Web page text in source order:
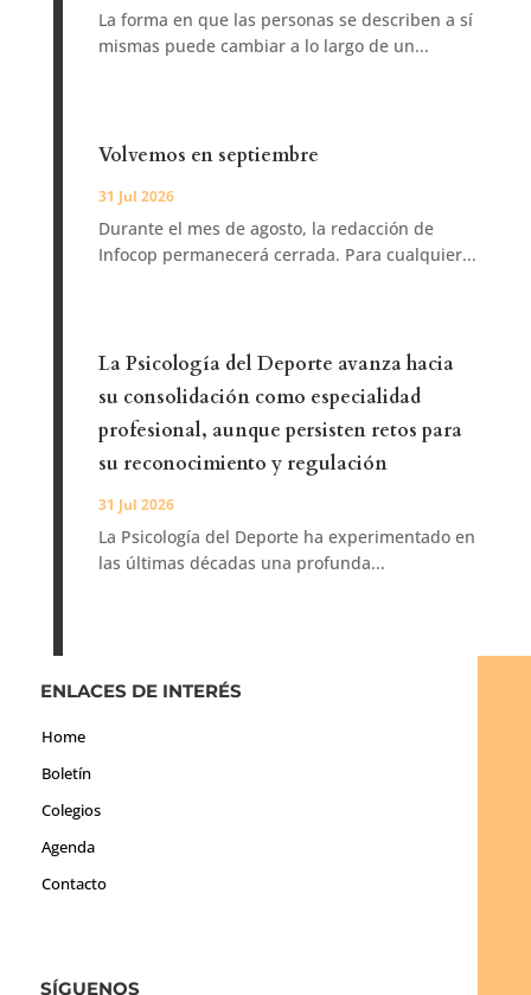
La forma en que las personas se describen a sí
mismas puede cambiar a lo largo de un...
Volvemos en septiembre
31 Jul 2026
Durante el mes de agosto, la redacción de
Infocop permanecerá cerrada. Para cualquier...
La Psicología del Deporte avanza hacia
su consolidación como especialidad
profesional, aunque persisten retos para
su reconocimiento y regulación
31 Jul 2026
La Psicología del Deporte ha experimentado en
las últimas décadas una profunda...
ENLACES DE INTERÉS
Home
Boletín
Colegios
Agenda
Contacto
SÍGUENOS